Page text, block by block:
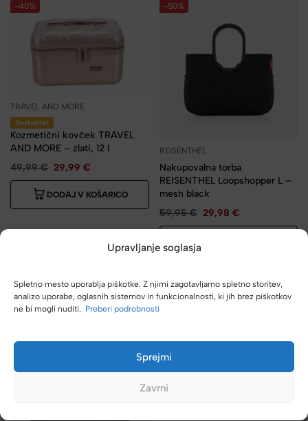
Upravljanje soglasja
Spletno mesto uporablja piškotke. Z njimi zagotavljamo spletno storitev,
analizo uporabe, oglasnih sistemov in funkcionalnosti, ki jih brez piškotkov
ne bi mogli nuditi. Preberi podrobnosti
Sprejmi
Zavrni
-40%
TRAVEL AND MORE
Bestseller
Kozmetični kovček TRAVEL
AND MORE – zlati, 12 l
49,99€ 29,99 €
DODAJ V KOŠARICO
-50%
REISENTHEL
Nakupovalna torba
REISENTHEL Loopshopper L –
mesh black
59,95€ 29,98 €
-50% -30%